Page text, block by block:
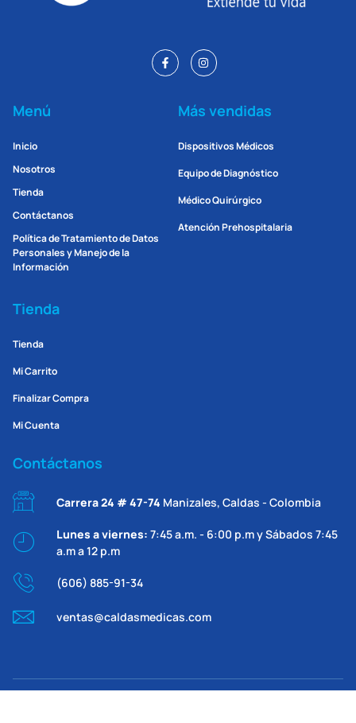
Menú
Inicio
Nosotros
Tienda
Contáctanos
Política de Tratamiento de Datos
Personales y Manejo de la
Información
Más vendidas
Dispositivos Médicos
Equipo de Diagnóstico
Médico Quirúrgico
Atención Prehospitalaria
Tienda
Tienda
Mi Carrito
Finalizar Compra
Mi Cuenta
Contáctanos
Carrera 24 # 47-74 Manizales, Caldas - Colombia
Lunes a viernes: 7:45 a.m. - 6:00 p.m y Sábados 7:45
a.m a 12 p.m
(606) 885-91-34
ventas@caldasmedicas.com